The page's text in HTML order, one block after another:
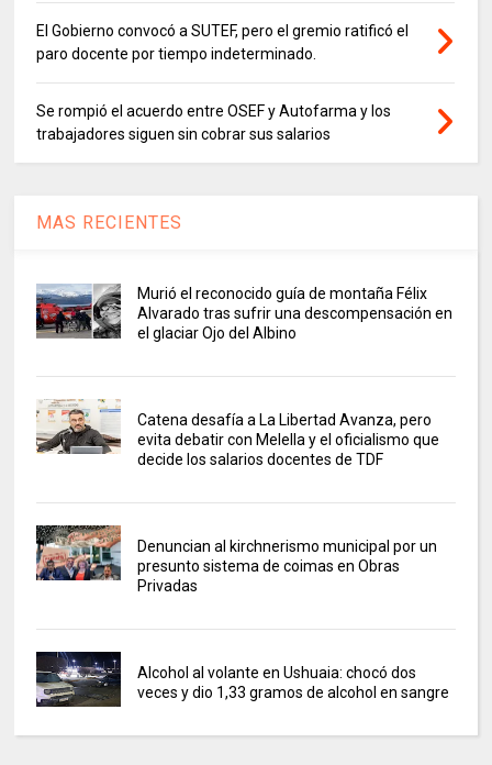
El Gobierno convocó a SUTEF, pero el gremio ratificó el
paro docente por tiempo indeterminado.
Se rompió el acuerdo entre OSEF y Autofarma y los
trabajadores siguen sin cobrar sus salarios
MAS RECIENTES
Murió el reconocido guía de montaña Félix
Alvarado tras sufrir una descompensación en
el glaciar Ojo del Albino
Catena desafía a La Libertad Avanza, pero
evita debatir con Melella y el oficialismo que
decide los salarios docentes de TDF
Denuncian al kirchnerismo municipal por un
presunto sistema de coimas en Obras
Privadas
Alcohol al volante en Ushuaia: chocó dos
veces y dio 1,33 gramos de alcohol en sangre